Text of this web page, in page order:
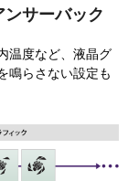
サーバック
温度など、液晶グ
鳴らさない設定も